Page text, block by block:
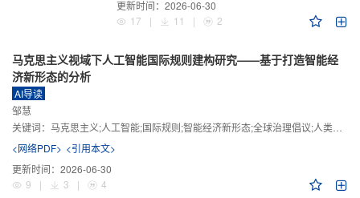
更新时间： 2026-06-30
17
| 11 | 2
马克思主义视域下人工智能国际规则建构研究——基于打造智能经
济新形态的分析
AI导读
邹慧
关键词： 马克思主义;人工智能;国际规则;智能经济新形态;全球治理倡议;人类命运共同体
<网络PDF> <引用本文>
更新时间： 2026-06-30
9
| 3 | 4